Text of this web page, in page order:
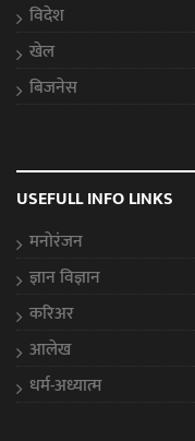
विदेश
खेल
बिजनेस
USEFULL INFO LINKS
मनोरंजन
ज्ञान विज्ञान
करिअर
आलेख
धर्म-अध्यात्म